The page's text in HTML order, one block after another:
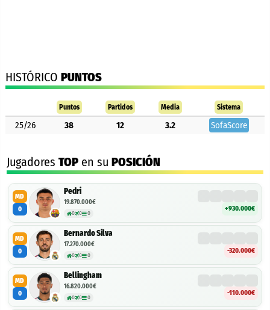
HISTÓRICO PUNTOS
Puntos Partidos Media Sistema
25/26 38 12 3.2 SofaScore
Jugadores TOP en su POSICIÓN
MD
0
Pedri
19.870.000€
0 0 0
+930.000€
MD
0
Bernardo Silva
17.270.000€
0 0 0
-320.000€
MD
0
Bellingham
16.820.000€
0 0 0
-110.000€